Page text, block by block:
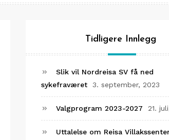
Tidligere Innlegg
Slik vil Nordreisa SV få ned
sykefraværet
3. september, 2023
Valgprogram 2023-2027 21.
Uttalelse om Reisa